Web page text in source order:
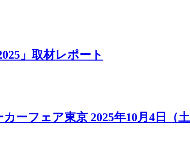
」取材レポート
ーフェア東京 2025年10月4日